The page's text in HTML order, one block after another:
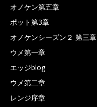
オノケン第五章
ポット第3章
オノケンシーズン２ 第三章
ウメ第一章
エッジblog
ウメ第二章
レンジ序章